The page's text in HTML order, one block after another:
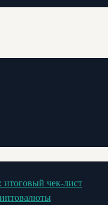
итоговый чек-лист